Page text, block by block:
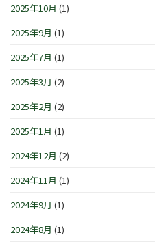
2025年10月 (1)
2025年9月 (1)
2025年7月 (1)
2025年3月 (2)
2025年2月 (2)
2025年1月 (1)
2024年12月 (2)
2024年11月 (1)
2024年9月 (1)
2024年8月 (1)